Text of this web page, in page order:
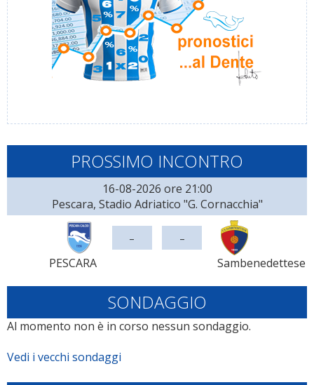
PROSSIMO INCONTRO
16-08-2026 ore 21:00
Pescara, Stadio Adriatico "G. Cornacchia"
PESCARA
- -
Sambenedettese
SONDAGGIO
Al momento non è in corso nessun sondaggio.
Vedi i vecchi sondaggi